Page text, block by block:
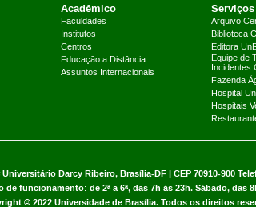
Acadêmico
Faculdades
Institutos
Centros
Educação a Distância
Assuntos Internacionais
Serviços
Arquivo
Biblioteca
Editora
Equipe de
Incidentes
Fazenda
Hospital
Hospitais
Universitário Darcy Ribeiro, Brasília-DF | CEP 70910-900
de funcionamento: de 2ª a 6ª, das 7h às 23h. Sábado, das
© 2022 Universidade de Brasília. Todos os direitos